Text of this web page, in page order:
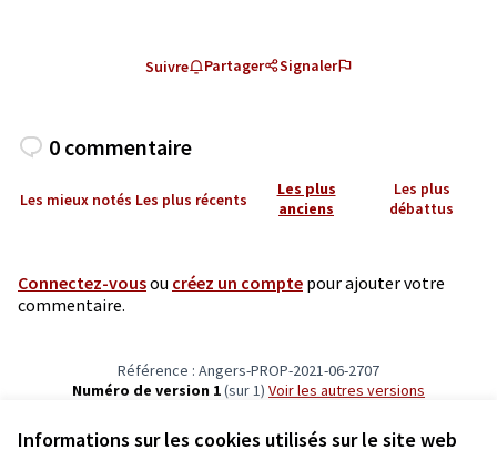
Informations sur les cookies utilisés sur le site web
Suivre Partager Signaler
0 commentaire
Les mieux notés Les plus récents
Les plus
anciens
Les plus
débattus
Connectez-vousou créez un compte pour ajouter votre
commentaire.
Référence : Angers-PROP-2021-06-2707
Numéro de version 1(sur 1)
voir les autres versions